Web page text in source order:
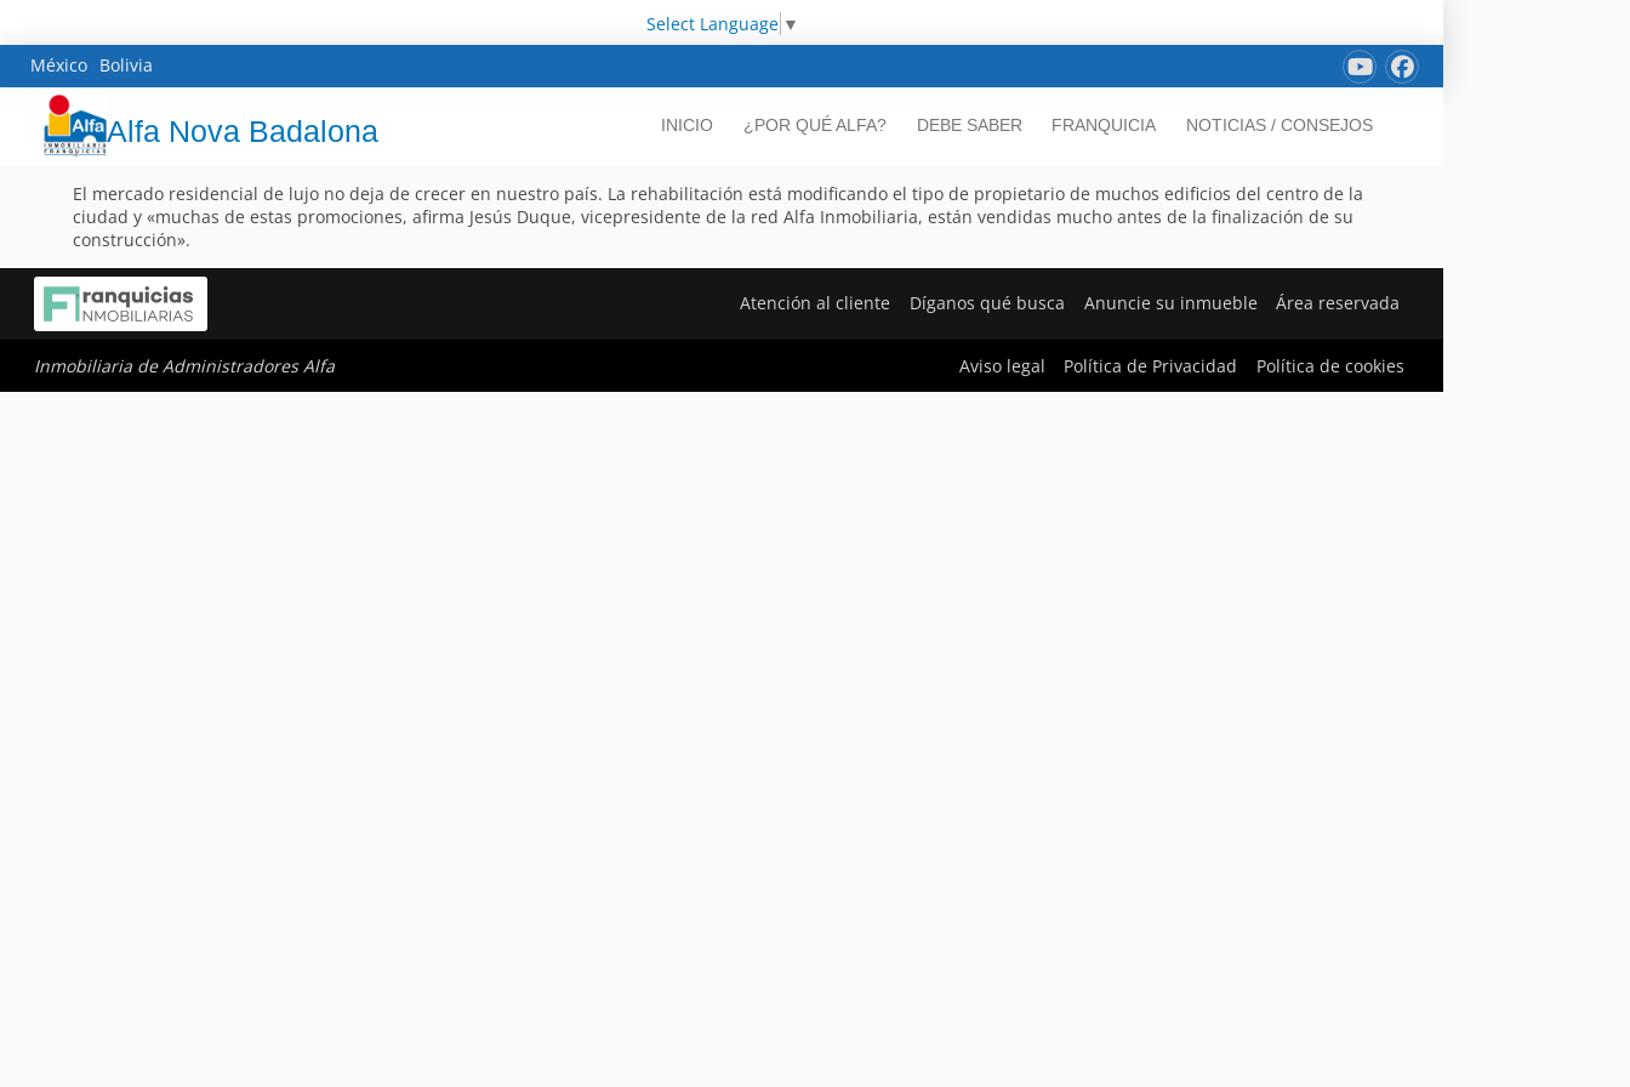
Select Language ▼
México Bolivia
Alfa Nova Badalona INICIO ¿POR QUÉ ALFA? DEBE SABER FRANQUICIA NOTICIAS / CONSEJOS
El mercado residencial de lujo no deja de crecer en nuestro país. La rehabilitación está modificando el tipo de propietario de muchos edificios del centro de la
ciudad y «muchas de estas promociones, afirma Jesús Duque, vicepresidente de la red Alfa Inmobiliaria, están vendidas mucho antes de la finalización de su
construcción».
Atención al cliente Díganos qué busca Anuncie su inmueble Área reservada
Inmobiliaria de Administradores Alfa Aviso legal Política de Privacidad Política de cookies